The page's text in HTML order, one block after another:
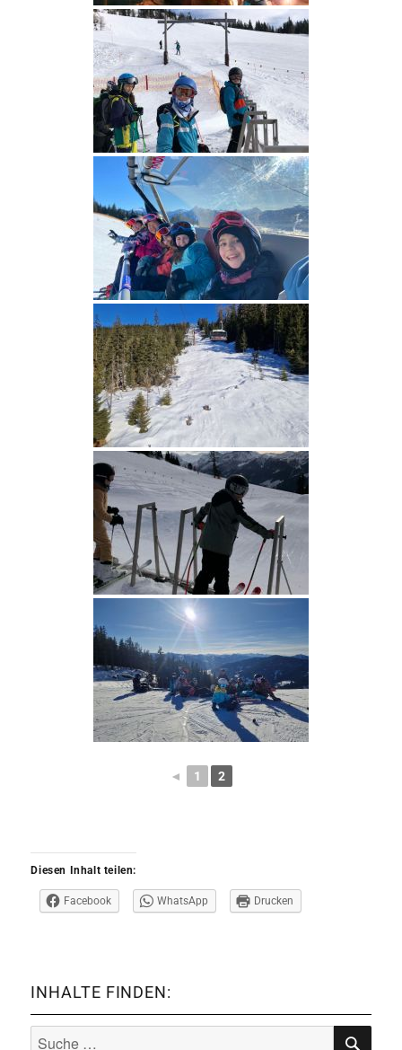
◄ 1 2
Diesen Inhalt teilen:
Facebook WhatsApp Drucken
INHALTE FINDEN:
Suche